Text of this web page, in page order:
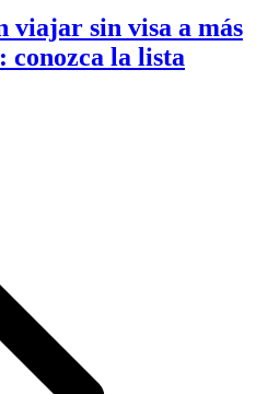
viajar sin visa a más
conozca la lista